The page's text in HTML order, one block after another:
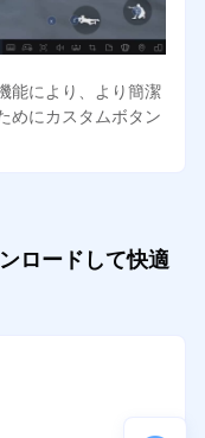
能により、より簡潔
めにカスタムボタン
ロードして快適